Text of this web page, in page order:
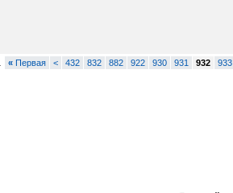
« Первая < 432 832 882 922 930 931 932 933